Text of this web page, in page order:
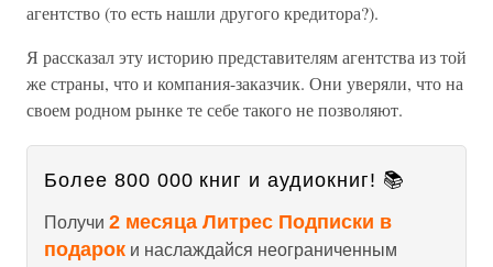
агентство (то есть нашли другого кредитора?).
Я рассказал эту историю представителям агентства из той
же страны, что и компания-заказчик. Они уверяли, что на
своем родном рынке те себе такого не позволяют.
Более 800 000 книг и аудиокниг! 📚
Получи 2 месяца Литрес Подписки в
подарок и наслаждайся неограниченным